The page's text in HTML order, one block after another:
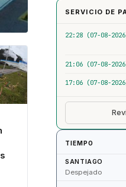
SERVICIO DE
22:28 (07-08-
21:06 (07-08-
17:06 (07-08-
TIEMPO
SANTIAGO
Despejado